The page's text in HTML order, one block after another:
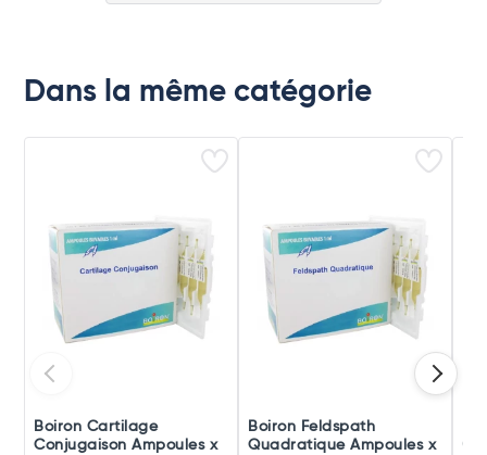
Dans la même catégorie
Boiron Cartilage
Conjugaison Ampoules x
Boiron Feldspath
Quadratique Ampoules x